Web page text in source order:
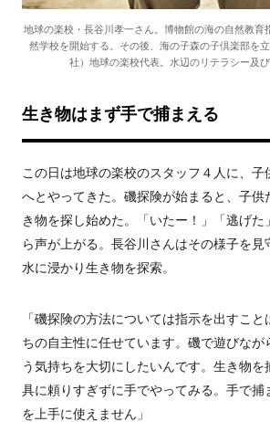
地球の楽校・長谷川孝一さん。博物館の海の自然教育
然学校を開始する。その後、海の子森の子倶楽部を
社）地球の楽校代表。水辺のリテラシー及び
生き物はまず手で捕まえる
この日は地球の楽校のスタッフ４人に、子
へとやってきた。磯探険が始まると、子供
き物を探し始めた。「いたー！」「逃げた
ら声が上がる。長谷川さんはその様子を見
水に浸かり生き物を探索。
「磯探険の方法については指示を出すこ
ちの自主性に任せています。磯で遊びなが
う気持ちを大切にしたいんです。生き物を
具に頼りすぎずに手でやってみる。手で捕
を上手に使えません」